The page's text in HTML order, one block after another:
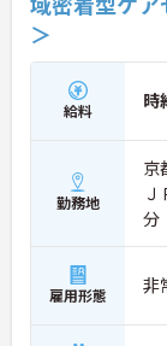
＞
給料 時
勤務地
京
分
雇用形態 非